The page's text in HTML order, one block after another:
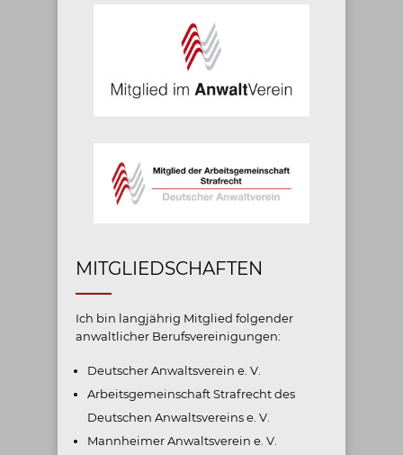
MITGLIEDSCHAFTEN
Ich bin langjährig Mitglied folgender
anwaltlicher Berufsvereinigungen:
Deutscher Anwaltsverein e. V.
Arbeitsgemeinschaft Strafrecht des
Deutschen Anwaltsvereins e. V.
Mannheimer Anwaltsverein e. V.